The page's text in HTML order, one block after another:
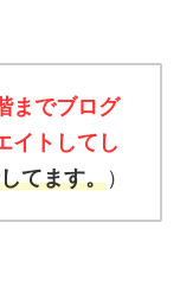
までブログ
イトしてし
てます。）